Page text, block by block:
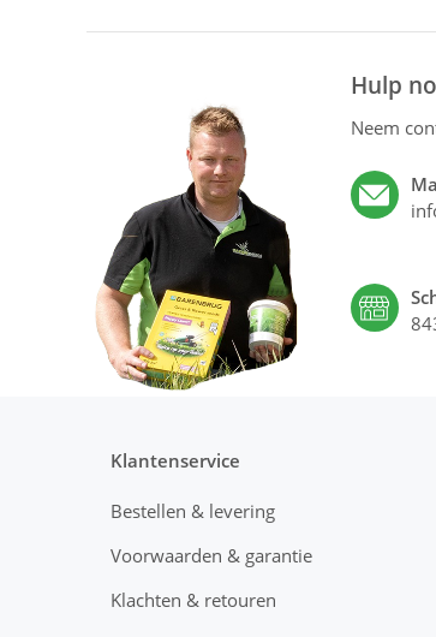
Hulp
Neem
Klantenservice
Bestellen & levering
Voorwaarden & garantie
Klachten & retouren